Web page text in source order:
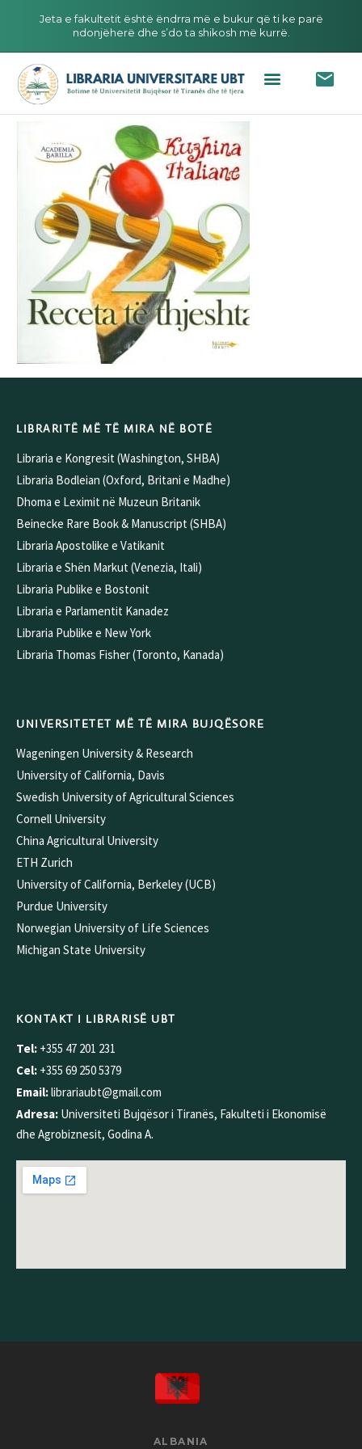
Jeta e fakultetit është ëndrra më e bukur që ti ke parë
ndonjëherë dhe s’do ta shikosh më kurrë.
LIBRARITË MË TË MIRA NË BOTË
Libraria e Kongresit (Washington, SHBA)
Libraria Bodleian (Oxford, Britani e Madhe)
Dhoma e Leximit në Muzeun Britanik
Beinecke Rare Book & Manuscript (SHBA)
Libraria Apostolike e Vatikanit
Libraria e Shën Markut (Venezia, Itali)
Libraria Publike e Bostonit
Libraria e Parlamentit Kanadez
Libraria Publike e New York
Libraria Thomas Fisher (Toronto, Kanada)
UNIVERSITETET MË TË MIRA BUJQËSORE
Wageningen University & Research
University of California, Davis
Swedish University of Agricultural Sciences
Cornell University
China Agricultural University
ETH Zurich
University of California, Berkeley (UCB)
Purdue University
Norwegian University of Life Sciences
Michigan State University
KONTAKT I LIBRARISË UBT
Tel: +355 47 201 231
Cel: +355 69 250 5379
Email:librariaubt@gmail.com
Adresa: Universiteti Bujqësor i Tiranës, Fakulteti i Ekonomisë
dhe Agrobiznesit, Godina A.
ALBANIA